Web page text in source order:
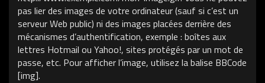
pas lier des images de votre ordinateur (sauf si c’est un
serveur Web public) ni des images placées derrière des
mécanismes d’authentification, exemple : boîtes aux
lettres Hotmail ou Yahoo!, sites protégés par un mot de
passe, etc. Pour afficher l’image, utilisez la balise BBCode
[img].